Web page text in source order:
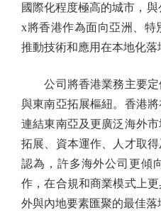
國際化程度極高的城市，
x將香港作為面向亞洲、特
推動技術和應用在本地化落
公司將香港業務主要定
與東南亞拓展樞紐。香港
連結東南亞及更廣泛海外
拓展、資本運作、人才取
認為，許多海外公司更傾
作，在合規和商業模式上
外與內地要素匯聚的最佳落